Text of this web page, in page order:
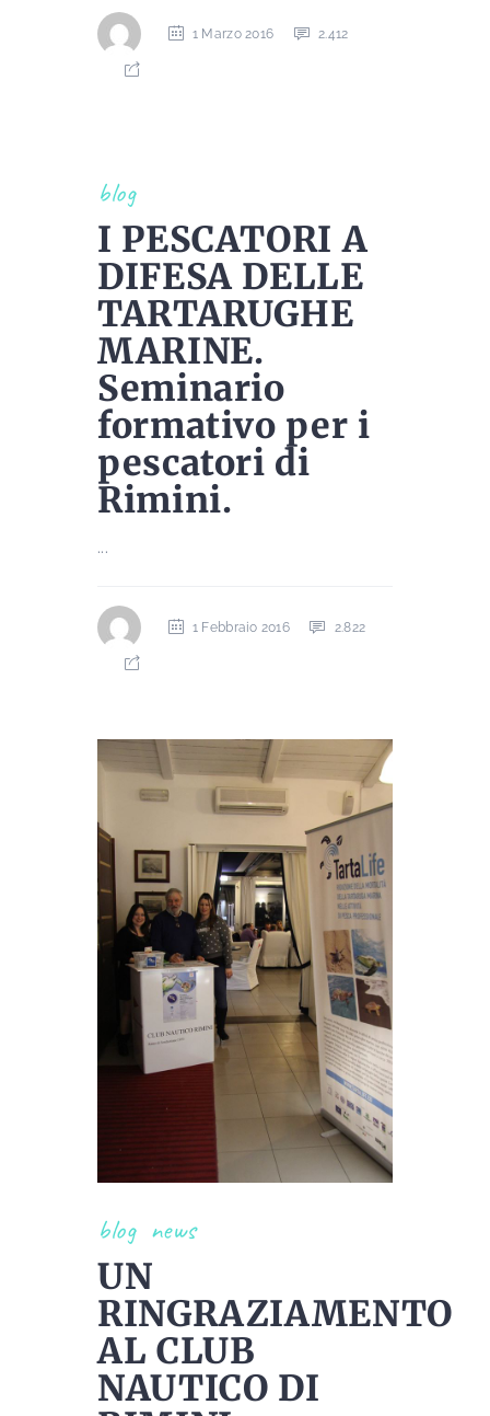
1 Marzo 2016 2.412
blog
I PESCATORI A
DIFESA DELLE
TARTARUGHE
MARINE.
Seminario
formativo per i
pescatori di
Rimini.
...
1 Febbraio 2016 2.822
blog news
UN
RINGRAZIAMENTO
AL CLUB
NAUTICO DI